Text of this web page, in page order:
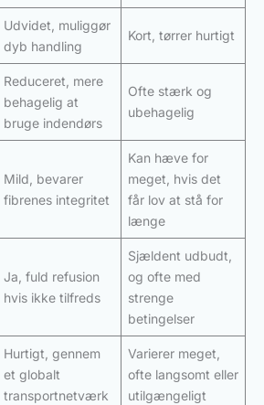
Udvidet, muliggør
dyb handling
Kort, tørrer hurtigt
Reduceret, mere
behagelig at
bruge indendørs
Ofte stærk og
ubehagelig
Mild, bevarer
fibrenes integritet
Kan hæve for
meget, hvis det
får lov at stå for
længe
Ja, fuld refusion
hvis ikke tilfreds
Sjældent udbudt,
og ofte med
strenge
betingelser
Hurtigt, gennem
et globalt
transportnetværk
Varierer meget,
ofte langsomt eller
utilgængeligt